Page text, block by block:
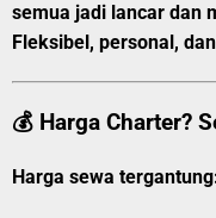
semua jadi lancar dan
Fleksibel, personal,
💰 Harga Charter?
Harga sewa